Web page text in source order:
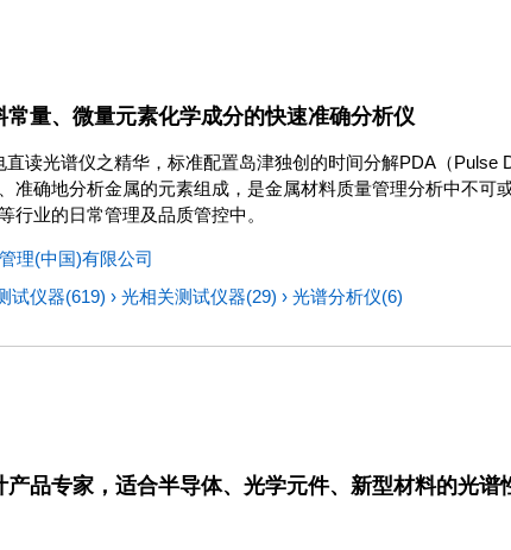
常量、微量元素化学成分的快速准确分析仪
直读光谱仪之精华，标准配置岛津独创的时间分解PDA（Pulse
准确地分析金属的元素组成，是金属材料质量管理分析中不可
行业的日常管理及品质管控中。
理(中国)有限公司
试仪器(619) › 光相关测试仪器(29) › 光谱分析仪(6)
产品专家，适合半导体、光学元件、新型材料的光